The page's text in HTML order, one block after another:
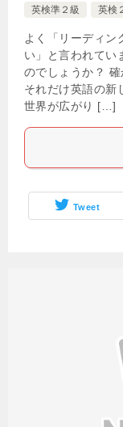
英検準２級
英検
よく「リーディン
い」と言われてい
のでしょうか？ 確
それだけ英語の新
世界が広がり […]
Tweet